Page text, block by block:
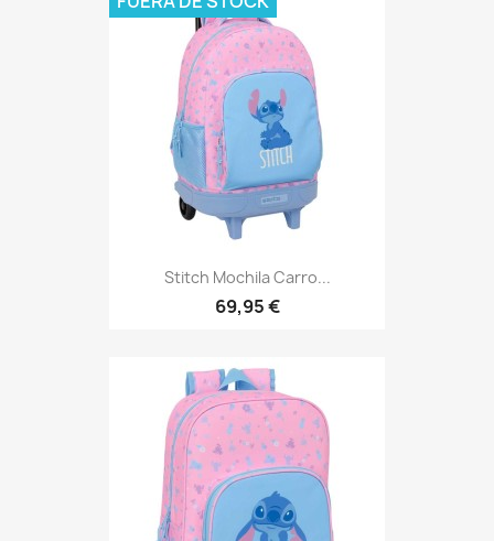
Stitch Mochila Carro...
69,95 €